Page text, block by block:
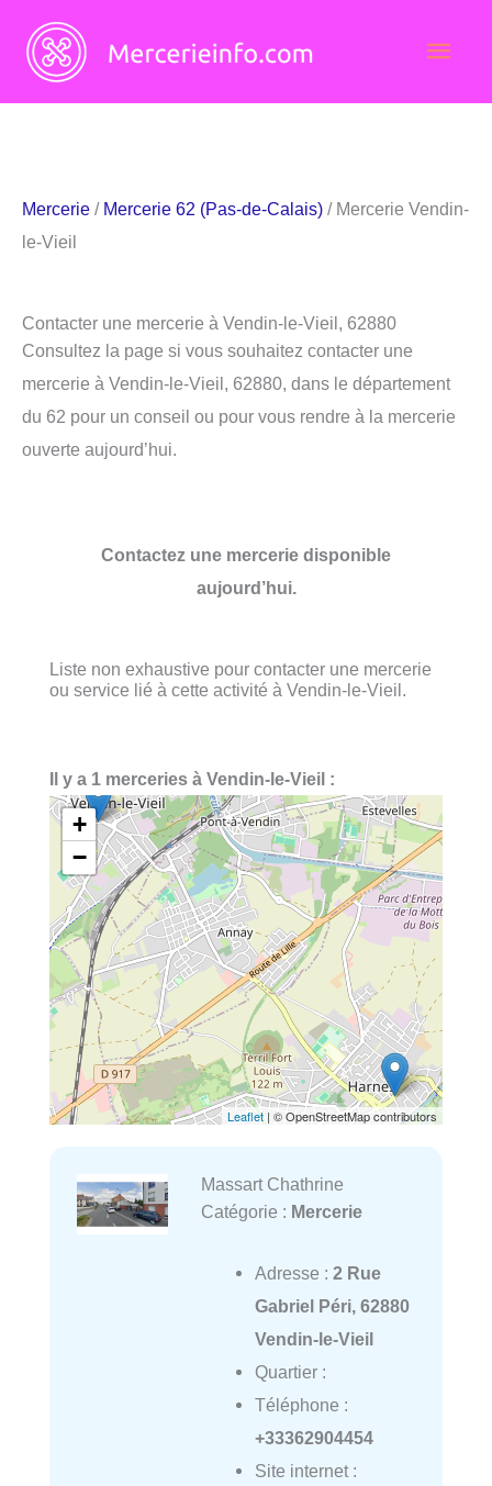
contenu
Mercerie / Mercerie 62 (Pas-de-Calais) / Mercerie Vendin-
le-Vieil
Contacter une mercerie à Vendin-le-Vieil, 62880
Consultez la page si vous souhaitez contacter une
mercerie à Vendin-le-Vieil, 62880, dans le département
du 62 pour un conseil ou pour vous rendre à la mercerie
ouverte aujourd’hui.
Contactez une mercerie disponible
aujourd’hui.
Liste non exhaustive pour contacter une mercerie
ou service lié à cette activité à Vendin-le-Vieil.
Il y a 1 merceries à Vendin-le-Vieil :
+
−
Leaflet | © OpenStreetMap contributors
Massart Chathrine
Catégorie : Mercerie
Adresse : 2 Rue
Gabriel Péri, 62880
Vendin-le-Vieil
Quartier :
Téléphone :
+33362904454
Site internet :